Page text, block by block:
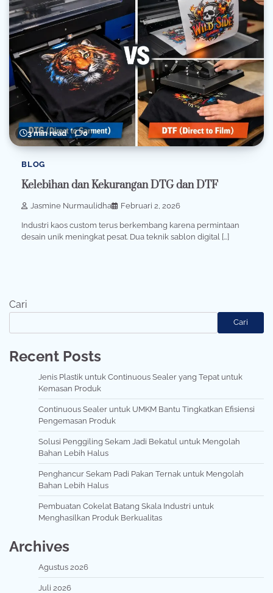
3 min read 0
BLOG
Kelebihan dan Kekurangan DTG dan DTF
Jasmine Nurmaulidha Februari 2, 2026
Industri kaos custom terus berkembang karena permintaan
desain unik meningkat pesat. Dua teknik sablon digital […]
Cari
Cari
Recent Posts
Jenis Plastik untuk Continuous Sealer yang Tepat untuk
Kemasan Produk
Continuous Sealer untuk UMKM Bantu Tingkatkan Efisiensi
Pengemasan Produk
Solusi Penggiling Sekam Jadi Bekatul untuk Mengolah
Bahan Lebih Halus
Penghancur Sekam Padi Pakan Ternak untuk Mengolah
Bahan Lebih Halus
Pembuatan Cokelat Batang Skala Industri untuk
Menghasilkan Produk Berkualitas
Archives
Agustus 2026
Juli 2026